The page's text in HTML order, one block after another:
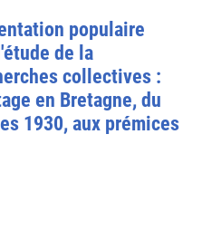
populaire
de la
collectives :
en Bretagne, du
1930, aux prémices